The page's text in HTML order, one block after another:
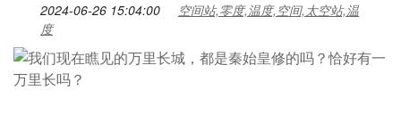
2024-06-26 15:04:00
空间站,零度,温度,空间,太空站,温
度